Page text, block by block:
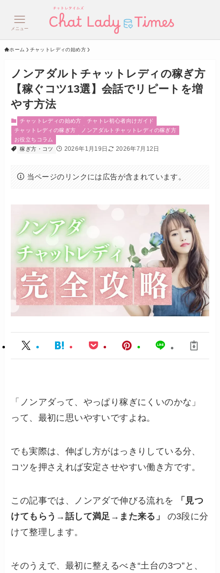
メニュー
ホーム チャットレディの始め方
ノンアダルトチャットレディの稼ぎ方
【稼ぐコツ13選】会話でリピートを増
やす方法
チャットレディの始め方
チャトレ初心者向けガイド
チャットレディの稼ぎ方
ノンアダルトチャットレディの稼ぎ方
お役立ちコラム
稼ぎ方・コツ
2026年1月19日 2026年7月12日
当ページのリンクには広告が含まれています。
「ノンアダって、やっぱり稼ぎにくいのかな」
って、最初に思いやすいですよね。
でも実際は、伸ばし方がはっきりしている分、
コツを押さえれば安定させやすい働き方です。
この記事では、ノンアダで伸びる流れを
「見つ
けてもらう→話して満足→また来る」
の3段に分
けて整理します。
そのうえで、最初に整えるべき“土台の3つ”と、